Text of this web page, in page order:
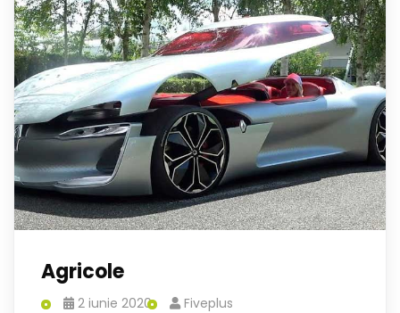
Agricole
2 iunie 2020 Fiveplus